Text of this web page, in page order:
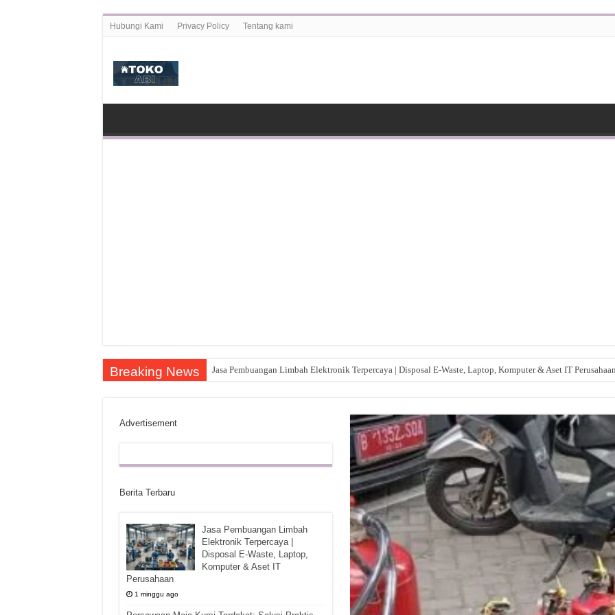
Hubungi Kami Privacy Policy Tentang kami
Breaking News Jasa Pembuangan Limbah Elektronik Terpercaya | Disposal E-Waste, Laptop, Komputer & Aset IT
Advertisement
Berita Terbaru
Jasa Pembuangan Limbah
Elektronik Terpercaya |
Disposal E-Waste, Laptop,
Komputer & Aset IT
Perusahaan
1 minggu ago